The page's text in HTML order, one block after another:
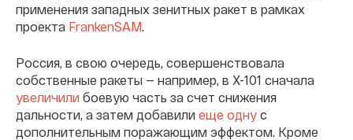
применения западных зенитных ракет в рамках
проекта FrankenSAM
Россия, в свою очередь, совершенствовала
собственные ракеты — например, в Х-101 сначала
увеличили боевую часть за счет снижения
дальности, а затем добавили еще одну с
дополнительным поражающим эффектом. Кроме